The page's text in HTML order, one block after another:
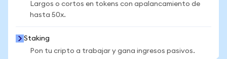
Largos o cortos en tokens con apalancamiento de
hasta 50x.
Staking
Pon tu cripto a trabajar y gana ingresos pasivos.